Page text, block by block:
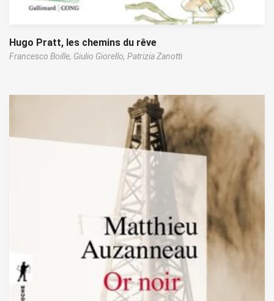
Hugo Pratt, les chemins du rêve
Francesco Boille, Giulio Giorello, Patrizia Zanotti